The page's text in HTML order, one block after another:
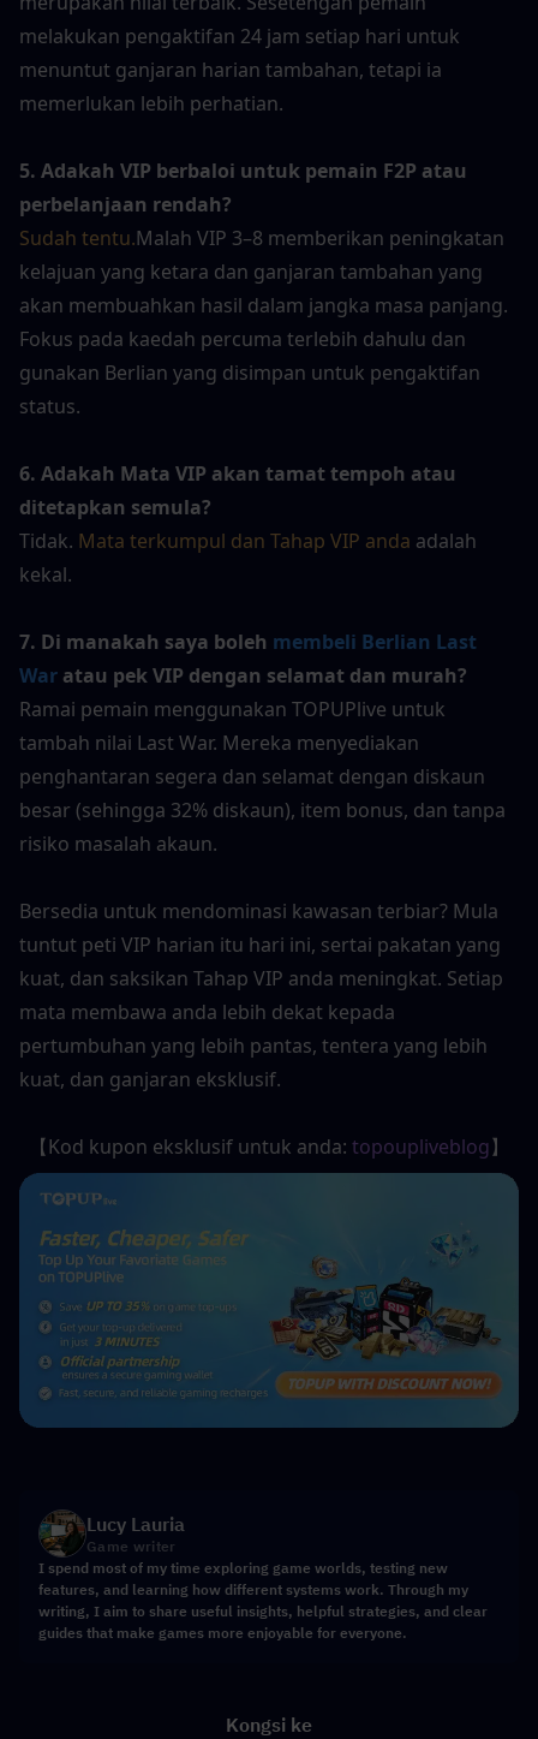
melakukan pengaktifan 24 jam setiap hari untuk
menuntut ganjaran harian tambahan, tetapi ia
memerlukan lebih perhatian.
5. Adakah VIP berbaloi untuk pemain F2P atau
perbelanjaan rendah?
Sudah tentu.Malah VIP 3–8 memberikan peningkatan
kelajuan yang ketara dan ganjaran tambahan yang
akan membuahkan hasil dalam jangka masa panjang.
Fokus pada kaedah percuma terlebih dahulu dan
gunakan Berlian yang disimpan untuk pengaktifan
status.
6. Adakah Mata VIP akan tamat tempoh atau
ditetapkan semula?
Tidak. Mata terkumpul dan Tahap VIP anda adalah
kekal.
7. Di manakah saya boleh membeli Berlian Last
War atau pek VIP dengan selamat dan murah?
Ramai pemain menggunakan TOPUPlive untuk
tambah nilai Last War. Mereka menyediakan
penghantaran segera dan selamat dengan diskaun
besar (sehingga 32% diskaun), item bonus, dan tanpa
risiko masalah akaun.
Bersedia untuk mendominasi kawasan terbiar? Mula
tuntut peti VIP harian itu hari ini, sertai pakatan yang
kuat, dan saksikan Tahap VIP anda meningkat. Setiap
mata membawa anda lebih dekat kepada
pertumbuhan yang lebih pantas, tentera yang lebih
kuat, dan ganjaran eksklusif.
【Kod kupon eksklusif untuk anda: topoupliveblog】
Lucy Lauria
Game writer
I spend most of my time exploring game worlds, testing new
features, and learning how different systems work. Through my
writing, I aim to share useful insights, helpful strategies, and clear
guides that make games more enjoyable for everyone.
Kongsi ke